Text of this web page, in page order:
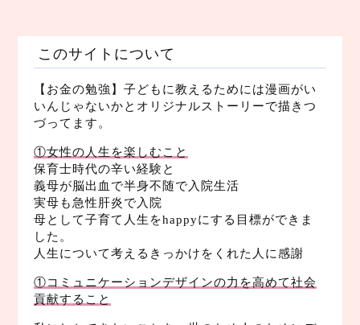
このサイトについて
【お金の勉強】子どもに教えるためには漫画がい
いんじゃないかとオリジナルストーリーで描きつ
づってます。
①女性の人生を楽しむこと
保育士時代の辛い経験と
義母が脳出血で半身不随で入院生活
実母も急性肝炎で入院
母として子育て人生をhappyにする目標ができま
した。
人生について考えるきっかけをくれた人に感謝
①コミュニケーションデザインの力を高めて社会
貢献すること